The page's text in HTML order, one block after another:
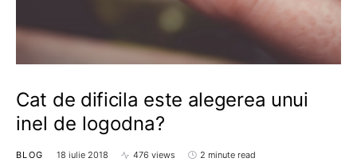
Cat de dificila este alegerea unui
inel de logodna?
BLOG 18 iulie 2018 476 views 2 minute read